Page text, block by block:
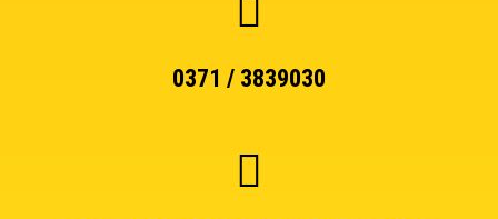
0371 / 3839030